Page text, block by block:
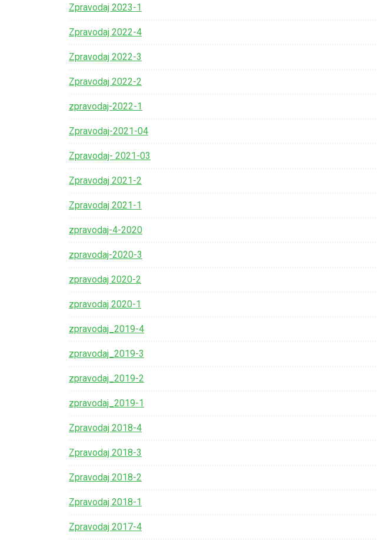
Zpravodaj 2023-1
Zpravodaj 2022-4
Zpravodaj 2022-3
Zpravodaj 2022-2
zpravodaj-2022-1
Zpravodaj-2021-04
Zpravodaj- 2021-03
Zpravodaj 2021-2
Zpravodaj 2021-1
zpravodaj-4-2020
zpravodaj-2020-3
zpravodaj 2020-2
zpravodaj 2020-1
zpravodaj_2019-4
zpravodaj_2019-3
zpravodaj_2019-2
zpravodaj_2019-1
Zpravodaj 2018-4
Zpravodaj 2018-3
Zpravodaj 2018-2
Zpravodaj 2018-1
Zpravodaj 2017-4
18.8.2021
Videokronika: Zdechovický
minifestival 7.8.2021
https://www.youtube.com/watch?
Nová
Do